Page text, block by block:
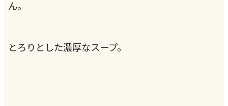
ん。
とろりとした濃厚なスープ。